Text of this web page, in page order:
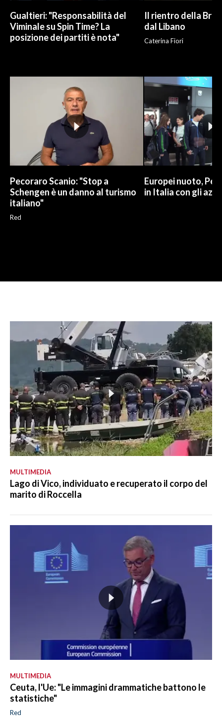
Gualtieri: "Responsabilità del
Viminale su Spin Time? La
posizione dei partiti è nota"
Il rientro della
dal Libano
Caterina Fiori
Pecoraro Scanio: "Stop a
Schengen è un danno al turismo
italiano"
Red
Europei nuoto,
in Italia con gli
MULTIMEDIA
Lago di Vico, individuato e recuperato il corpo del
marito di Roccella
MULTIMEDIA
Ceuta, l'Ue: "Le immagini drammatiche battono le
statistiche"
Red